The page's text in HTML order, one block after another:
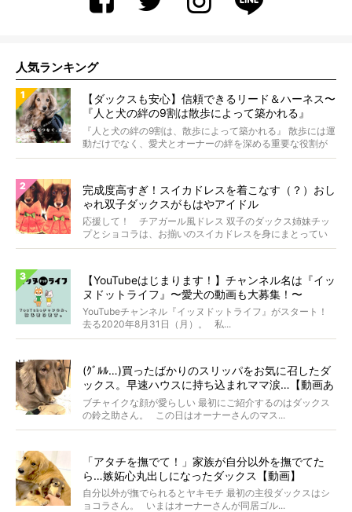
人気ランキング
【ダックスも安心】信頼できるリード＆ハーネス〜
『人と犬の絆の9割は散歩によって築かれる』
WOLFGANG MAN＆BEAST〜
『人と犬の絆の9割は、散歩によって築かれる』 散歩には運
動だけでなく、愛犬とオーナーの絆を深める重要な役割が
あ...
完成度高すぎ！スイカドレスを着こなす（？）おし
ゃれ双子ダックスがもはやアイドル
応援して！ チアガール風ドレス 双子のダックス姉妹チッ
プとショコラは、お揃いのスイカドレスを身にまとってい
ます...
【YouTubeはじまります！】チャンネル名は『イッ
ヌドットライフ』〜愛犬の動画も大募集！〜
YouTubeチャンネル『イッヌドットライフ』がスタート！
去る2020年8月31日（月）。 私...
(ｸﾞﾙﾙ…)買ったばかりのスリッパをお気に召したダ
ックス。早速ハウスに持ち込まれママ涙…【動画あ
り】
ブチャイクな顔が愛らしい 最初にご紹介するのはダックス
の鈴之助さん。 この日はオーナーさんのマス...
「アタチを撫でて！」家族が自分以外を撫でてた
ら…嫉妬心丸出しになったダックス【動画】
自分以外が撫でられるとヤキモチ 最初の主役ダックスはシ
ョコラさん。 いまはオーナーさんが同居ゴル...